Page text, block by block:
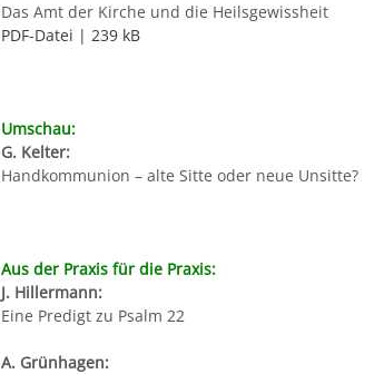
Das Amt der Kirche und die Heilsgewissheit
PDF-Datei | 239 kB
Umschau:
G. Kelter:
Handkommunion – alte Sitte oder neue Unsitte?
Aus der Praxis für die Praxis:
J. Hillermann:
Eine Predigt zu Psalm 22
A. Grünhagen: